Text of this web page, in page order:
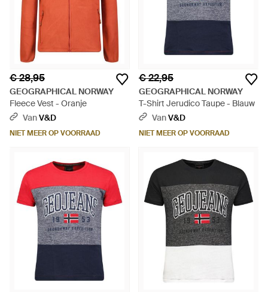
€ 28,95
GEOGRAPHICAL NORWAY
Fleece Vest - Oranje
VanV&D
NIET MEER OP VOORRAAD
€ 22,95
GEOGRAPHICAL NORWAY
T-Shirt Jerudico Taupe - Blauw
VanV&D
NIET MEER OP VOORRAAD